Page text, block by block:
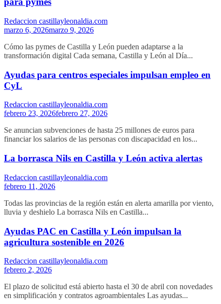
Redaccion castillayleonaldia.com
marzo 6, 2026marzo 9, 2026
Cómo las pymes de Castilla y León pueden adaptarse a la
transformación digital Cada semana, Castilla y León al Día...
Ayudas para centros especiales impulsan empleo en
CyL
Redaccion castillayleonaldia.com
febrero 23, 2026febrero 27, 2026
Se anuncian subvenciones de hasta 25 millones de euros para
financiar los salarios de las personas con discapacidad en los...
La borrasca Nils en Castilla y León activa alertas
Redaccion castillayleonaldia.com
febrero 11, 2026
Todas las provincias de la región están en alerta amarilla por viento,
lluvia y deshielo La borrasca Nils en Castilla...
Ayudas PAC en Castilla y León impulsan la
agricultura sostenible en 2026
Redaccion castillayleonaldia.com
febrero 2, 2026
El plazo de solicitud está abierto hasta el 30 de abril con novedades
en simplificación y contratos agroambientales Las ayudas...